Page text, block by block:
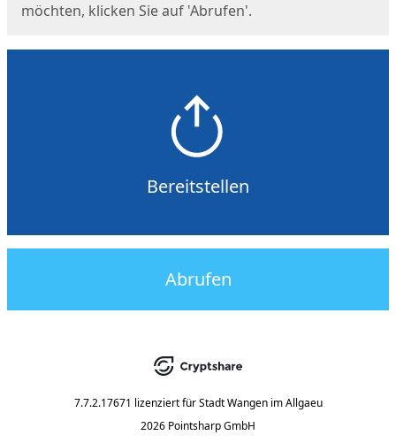
möchten, klicken Sie auf 'Abrufen'.
Bereitstellen
Abrufen
7.7.2.17671 lizenziert für Stadt Wangen im Allgaeu
2026 Pointsharp GmbH